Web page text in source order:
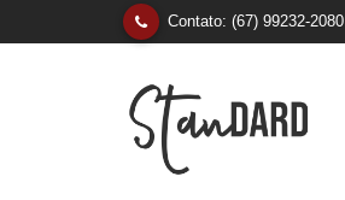
Contato: (67) 99232-2080